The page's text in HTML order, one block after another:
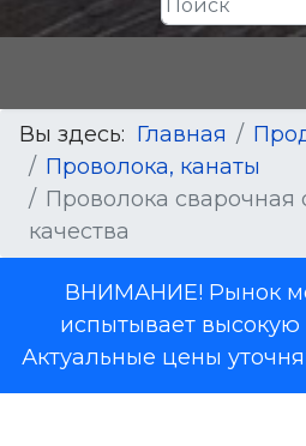
Вы здесь: Главная
Проволока, канаты
Проволока сварочная
качества
ВНИМАНИЕ! Рынок
испытывает высокую
Актуальные цены